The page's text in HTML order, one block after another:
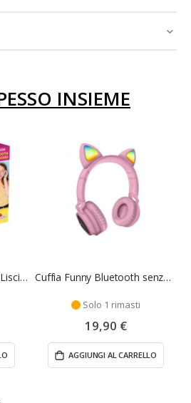
INSIEME
Cuffia bluetooth Barbie - Lisciani Cuffia Funny Bluetooth senza fili rosa
Solo 1 rimasti
19,90 €
AGGIUNGI AL CARRELLO